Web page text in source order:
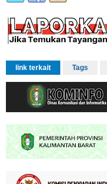
link terkait Tags